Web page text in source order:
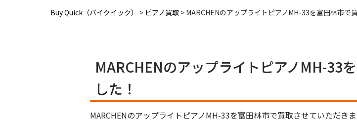
Buy Quick（バイクイック） > ピアノ買取 > MARCHENのアップライトピアノMH-33を富田林市で
MARCHENのアップライトピアノMH-33
した！
MARCHENのアップライトピアノMH-33を富田林市で買取させていただきま